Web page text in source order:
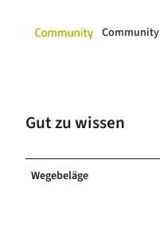
Community
Gut zu wissen
Wegebeläge